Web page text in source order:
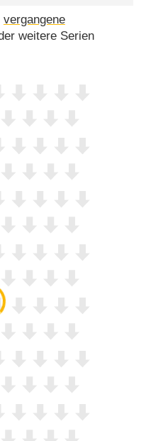
vergangene
weitere Serien